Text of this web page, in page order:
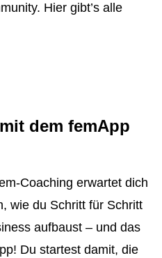
Hier gibt’s alle
dem femApp
Coaching erwartet dich
wie du Schritt für Schritt
aufbaust – und das
Du startest damit, die